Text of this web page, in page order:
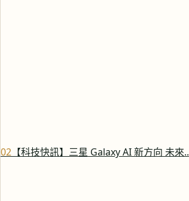
02 【科技快訊】三星 Galaxy AI 新方向 未來..